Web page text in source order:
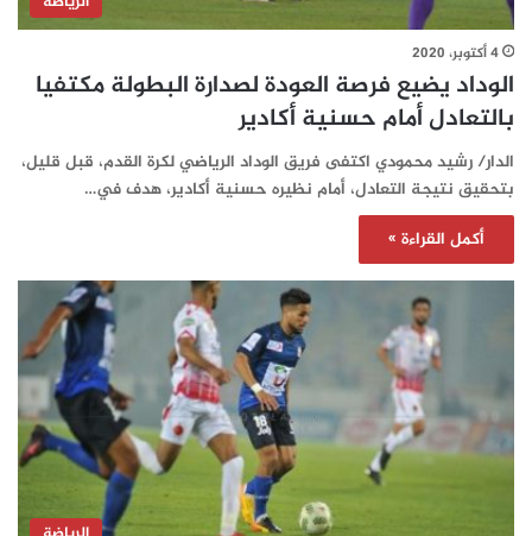
4 أكتوبر، 2020
الوداد يضيع فرصة العودة لصدارة البطولة مكتفيا
بالتعادل أمام حسنية أكادير
الدار/ رشيد محمودي اكتفى فريق الوداد الرياضي لكرة القدم، قبل قليل،
بتحقيق نتيجة التعادل، أمام نظيره حسنية أكادير، هدف في…
أكمل القراءة »